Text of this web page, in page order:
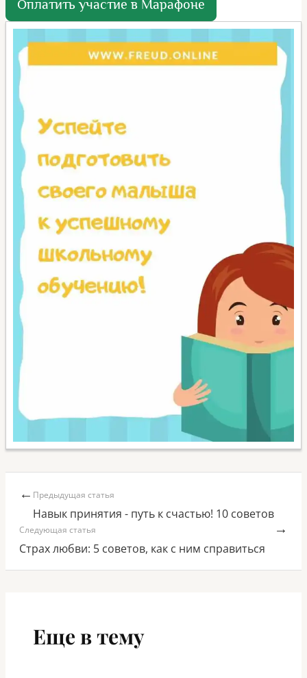
Оплатить участие в Марафоне
← Предыдущая статья
Навык принятия - путь к счастью! 10 советов
Следующая статья
Cтрах любви: 5 советов, как с ним справиться
→
Еще в тему